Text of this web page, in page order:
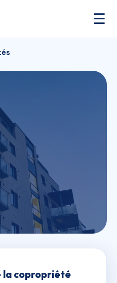
☰
JARDIN
la copropriété